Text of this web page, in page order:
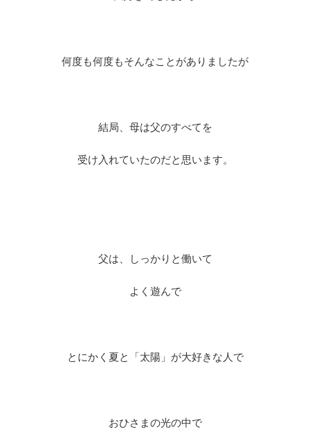
何度も何度もそんなことがありましたが
結局、母は父のすべてを
受け入れていたのだと思います。
父は、しっかりと働いて
よく遊んで
とにかく夏と「太陽」が大好きな人で
おひさまの光の中で